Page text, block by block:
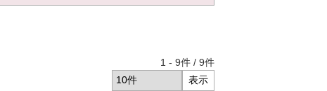
1 - 9件 / 9件